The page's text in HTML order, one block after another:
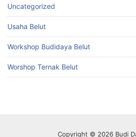
Uncategorized
Usaha Belut
Workshop Budidaya Belut
Worshop Ternak Belut
Copyright © 2026 Budi